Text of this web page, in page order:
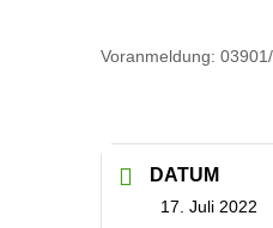
Voranmeldung:
DATUM
17. Juli 2022